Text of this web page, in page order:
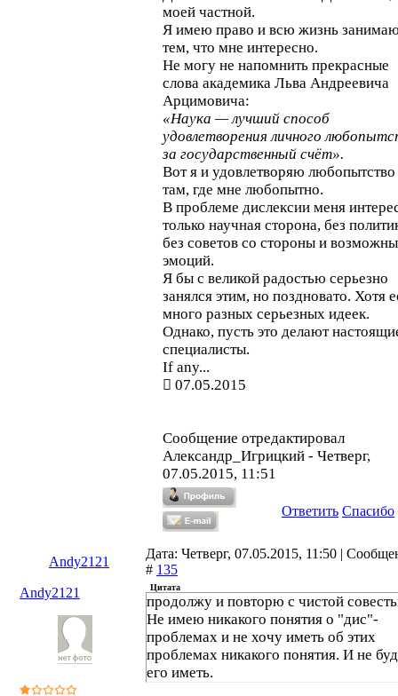
моей частной.
Я имею право и всю жизнь
тем, что мне интересно.
Не могу не напомнить прекрасные
слова академика Льва Андреевича
Арцимовича:
«Наука — лучший способ
удовлетворения личного
за государственный счёт».
Вот я и удовлетворяю любопытство
там, где мне любопытно.
В проблеме дислексии меня
только научная сторона, без
без советов со стороны и
эмоций.
Я бы с великой радостью серьезно
занялся этим, но поздновато. Хотя
много разных серьезных идеек.
Однако, пусть это делают
специалисты.
If any...
07.05.2015
Сообщение отредактировал
Александр_Игрицкий - Четверг,
07.05.2015, 11:51
Ответить Спасибо
Andy2121
Дата: Четверг, 07.05.2015, 11:50 |
# 135
Andy2121
Цитата
продолжу и повторю с чистой
Не имею никакого понятия о "дис"-
проблемах и не хочу иметь об этих
проблемах никакого понятия. И не
его иметь.